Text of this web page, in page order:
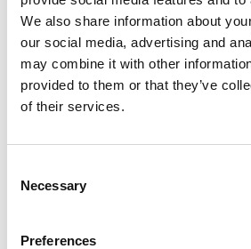
We also share information about
our social media, advertising and
may combine it with other
provided to them or that they’ve
of their services.
Selection
Necessary
Preferences
Bacto-C
Bacto-Seed